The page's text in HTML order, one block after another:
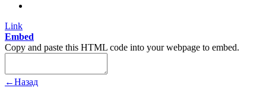
Link
Embed
Copy and paste this HTML code into your webpage to embed.
←Назад